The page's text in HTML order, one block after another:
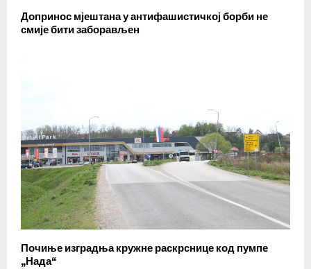
Допринос мјештана у антифашистичкој борби не
смије бити заборављен
Почиње изградња кружне раскрснице код пумпе
„Нада“